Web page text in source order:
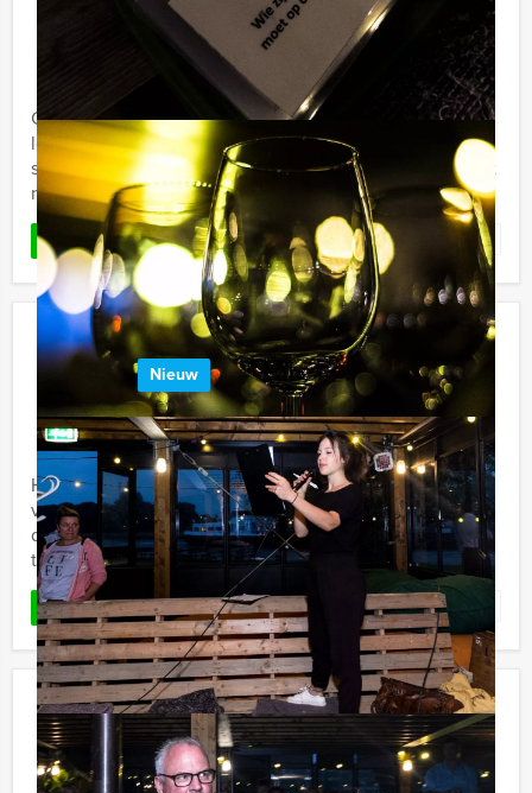
Vanaf€ 62,50 p.p. excl. BTW
Vanaf 12 personen ‐ 4 uur en 30 minuten
Crazy Dinner Amersfoort, dat is Crazy88 spelen én
lekker eten, met Holland Tour Guides. Doorgedraaid,
spannend, lekker en komisch! Holland Tour Guides komt
nu met het ...
LEES MEER Favoriet
Sherlock Holmes Tablet Game Ede
Nieuw
Vanaf€ 27,50 p.p. excl. BTW
Vanaf 12 personen ‐ 2 uur en 30 minuten
Holland Tour Guides komt nu met een spectaculaire
virtuele game in het centrum van Ede. De politie heeft
dringend jullie hulp nodig om een lastige moordzaak op
te lossen. ...
LEES MEER Favoriet
Ranking the Stars Diner in Enschede
Vanaf€ 64,50 p.p. excl. BTW
Vanaf 12 personen ‐ 4 uur